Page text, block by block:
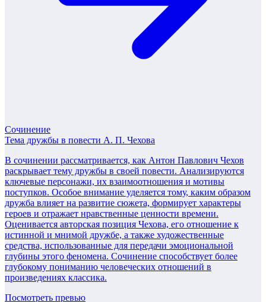
Сочинение
Тема дружбы в повести А. П. Чехова
В сочинении рассматривается, как Антон Павлович Чехов
раскрывает тему дружбы в своей повести. Анализируются
ключевые персонажи, их взаимоотношения и мотивы
поступков. Особое внимание уделяется тому, каким образом
дружба влияет на развитие сюжета, формирует характеры
героев и отражает нравственные ценности времени.
Оценивается авторская позиция Чехова, его отношение к
истинной и мнимой дружбе, а также художественные
средства, использованные для передачи эмоциональной
глубины этого феномена. Сочинение способствует более
глубокому пониманию человеческих отношений в
произведениях классика.
Посмотреть превью